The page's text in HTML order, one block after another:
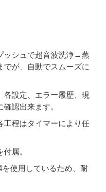
ッシュで超音波洗浄→蒸
が、自動でスムーズに
各設定、エラー履歴、現
認出来ます。
工程はタイマーにより任
属。
使用しているため、耐